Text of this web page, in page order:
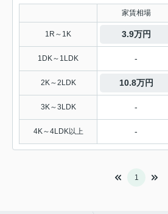
家賃相場
1R～1K 3.9万円
1DK～1LDK -
2K～2LDK 10.8万円
3K～3LDK -
4K～4LDK以上 -
1